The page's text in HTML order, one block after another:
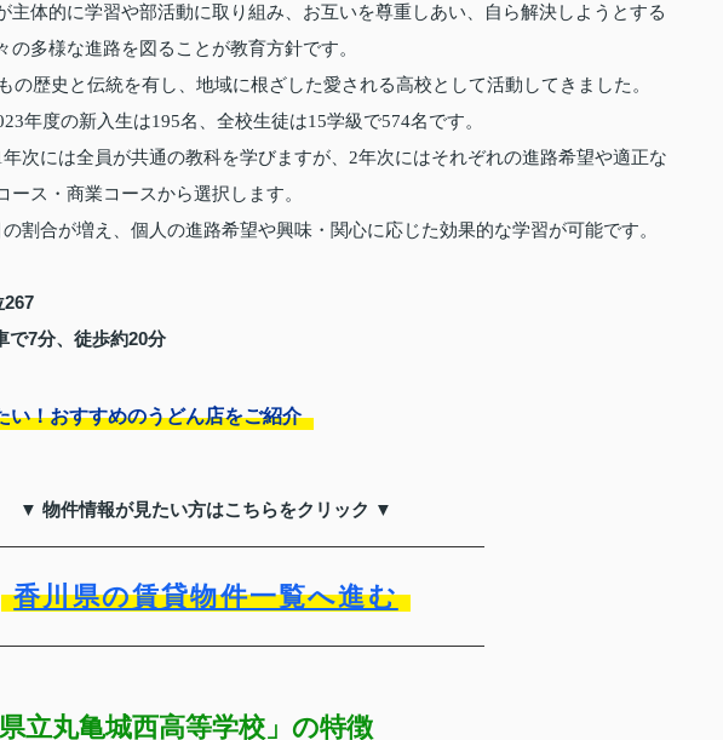
主体的に学習や部活動に取り組み、お互いを尊重しあい、自ら解決しようとする
多様な進路を図ることが教育方針です。
の歴史と伝統を有し、地域に根ざした愛される高校として活動してきました。
年度の新入生は195名、全校生徒は15学級で574名です。
次には全員が共通の教科を学びますが、2年次にはそれぞれの進路希望や適正な
ス・商業コースから選択します。
割合が増え、個人の進路希望や興味・関心に応じた効果的な学習が可能です。
267
で7分、徒歩約20分
い！おすすめのうどん店をご紹介
▼ 物件情報が見たい方はこちらをクリック ▼
香川県の賃貸物件一覧へ進む
立丸亀城西高等学校」の特徴